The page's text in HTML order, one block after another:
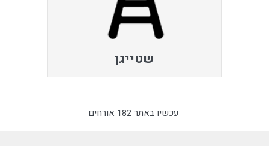
שטייגן
עכשיו באתר 182 אורחים